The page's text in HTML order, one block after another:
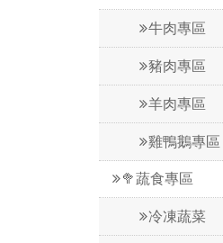
牛肉專區
豬肉專區
羊肉專區
雞鴨鵝專區
🥦蔬食專區
冷凍蔬菜